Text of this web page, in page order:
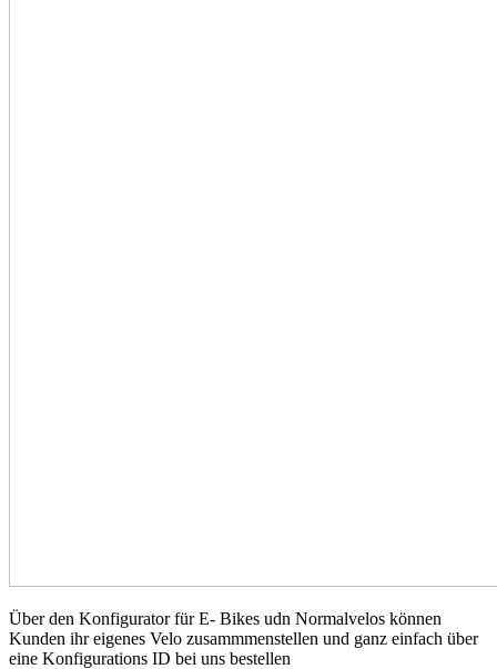
Über den Konfigurator für E- Bikes udn Normalvelos können
Kunden ihr eigenes Velo zusammmenstellen und ganz einfach über
eine Konfigurations ID bei uns bestellen